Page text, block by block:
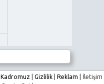
Kadromuz |Gizlilik Reklam
İletişim